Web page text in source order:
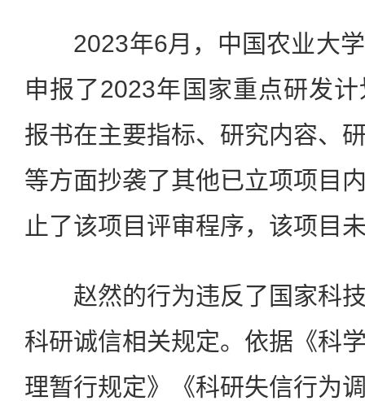
2023年6月，中国农业大学
申报了2023年国家重点研发
报书在主要指标、研究内容、
等方面抄袭了其他已立项项目
止了该项目评审程序，该项目
赵然的行为违反了国家科技
科研诚信相关规定。依据《科
理暂行规定》《科研失信行为